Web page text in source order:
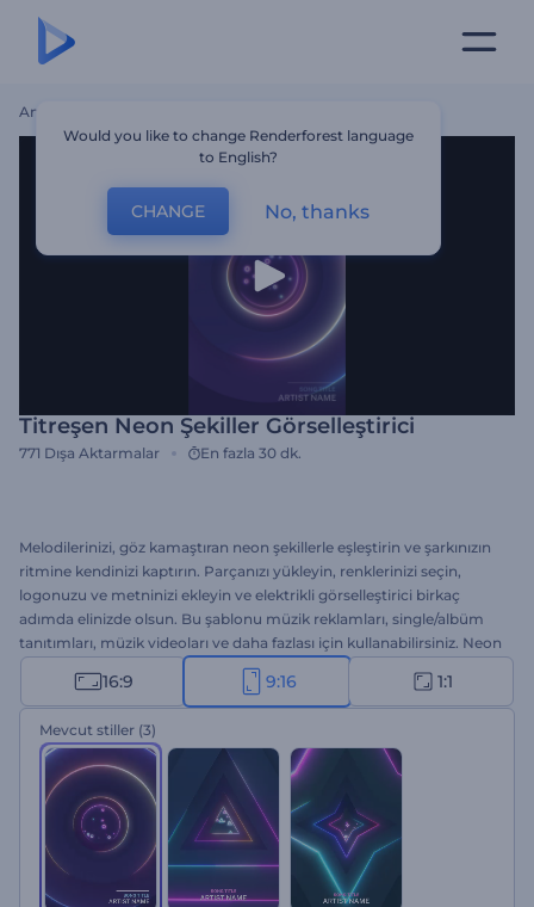
Ana Sayfa
Titreşen Neon Şekiller Görselleştirici
771 Dışa Aktarmalar En fazla 30 dk.
Melodilerinizi, göz kamaştıran neon şekillerle eşleştirin ve şarkınızın
ritmine kendinizi kaptırın. Parçanızı yükleyin, renklerinizi seçin,
logonuzu ve metninizi ekleyin ve elektrikli görselleştirici birkaç
adımda elinizde olsun. Bu şablonu müzik reklamları, single/albüm
tanıtımları, müzik videoları ve daha fazlası için kullanabilirsiniz. Neon
görselleştiricinizi hemen oluşturun!
16:9 9:16 1:1
Mevcut stiller (3)
Would you like to change Renderforest language
to English?
CHANGE No, thanks